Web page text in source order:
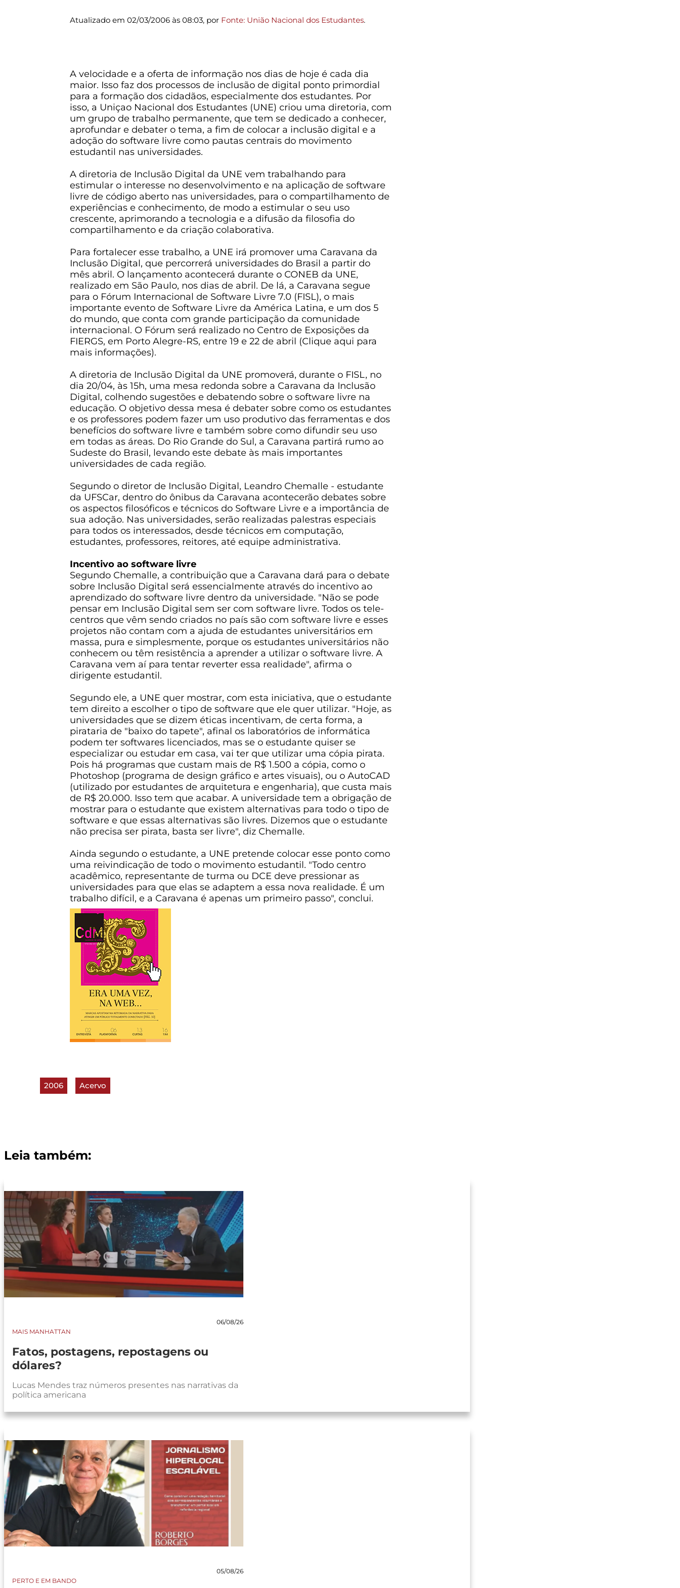
Atualizado em 02/03/2006 às 08:03, por Fonte: União Nacional dos Estudantes.
A velocidade e a oferta de informação nos dias de hoje é cada dia
maior. Isso faz dos processos de inclusão de digital ponto primordial
para a formação dos cidadãos, especialmente dos estudantes. Por
isso, a Uniçao Nacional dos Estudantes (UNE) criou uma diretoria, com
um grupo de trabalho permanente, que tem se dedicado a conhecer,
aprofundar e debater o tema, a fim de colocar a inclusão digital e a
adoção do software livre como pautas centrais do movimento
estudantil nas universidades.
A diretoria de Inclusão Digital da UNE vem trabalhando para
estimular o interesse no desenvolvimento e na aplicação de software
livre de código aberto nas universidades, para o compartilhamento de
experiências e conhecimento, de modo a estimular o seu uso
crescente, aprimorando a tecnologia e a difusão da filosofia do
compartilhamento e da criação colaborativa.
Para fortalecer esse trabalho, a UNE irá promover uma Caravana da
Inclusão Digital, que percorrerá universidades do Brasil a partir do
mês abril. O lançamento acontecerá durante o CONEB da UNE,
realizado em São Paulo, nos dias de abril. De lá, a Caravana segue
para o Fórum Internacional de Software Livre 7.0 (FISL), o mais
importante evento de Software Livre da América Latina, e um dos 5
do mundo, que conta com grande participação da comunidade
internacional. O Fórum será realizado no Centro de Exposições da
FIERGS, em Porto Alegre-RS, entre 19 e 22 de abril (Clique aqui para
mais informações).
A diretoria de Inclusão Digital da UNE promoverá, durante o FISL, no
dia 20/04, às 15h, uma mesa redonda sobre a Caravana da Inclusão
Digital, colhendo sugestões e debatendo sobre o software livre na
educação. O objetivo dessa mesa é debater sobre como os estudantes
e os professores podem fazer um uso produtivo das ferramentas e dos
benefícios do software livre e também sobre como difundir seu uso
em todas as áreas. Do Rio Grande do Sul, a Caravana partirá rumo ao
Sudeste do Brasil, levando este debate às mais importantes
universidades de cada região.
Segundo o diretor de Inclusão Digital, Leandro Chemalle - estudante
da UFSCar, dentro do ônibus da Caravana acontecerão debates sobre
os aspectos filosóficos e técnicos do Software Livre e a importância de
sua adoção. Nas universidades, serão realizadas palestras especiais
para todos os interessados, desde técnicos em computação,
estudantes, professores, reitores, até equipe administrativa.
Incentivo ao software livre
Segundo Chemalle, a contribuição que a Caravana dará para o debate
sobre Inclusão Digital será essencialmente através do incentivo ao
aprendizado do software livre dentro da universidade. "Não se pode
pensar em Inclusão Digital sem ser com software livre. Todos os tele-
centros que vêm sendo criados no país são com software livre e esses
projetos não contam com a ajuda de estudantes universitários em
massa, pura e simplesmente, porque os estudantes universitários não
conhecem ou têm resistência a aprender a utilizar o software livre. A
Caravana vem aí para tentar reverter essa realidade", afirma o
dirigente estudantil.
Segundo ele, a UNE quer mostrar, com esta iniciativa, que o estudante
tem direito a escolher o tipo de software que ele quer utilizar. "Hoje, as
universidades que se dizem éticas incentivam, de certa forma, a
pirataria de "baixo do tapete", afinal os laboratórios de informática
podem ter softwares licenciados, mas se o estudante quiser se
especializar ou estudar em casa, vai ter que utilizar uma cópia pirata.
Pois há programas que custam mais de R$ 1.500 a cópia, como o
Photoshop (programa de design gráfico e artes visuais), ou o AutoCAD
(utilizado por estudantes de arquitetura e engenharia), que custa mais
de R$ 20.000. Isso tem que acabar. A universidade tem a obrigação de
mostrar para o estudante que existem alternativas para todo o tipo de
software e que essas alternativas são livres. Dizemos que o estudante
não precisa ser pirata, basta ser livre", diz Chemalle.
Ainda segundo o estudante, a UNE pretende colocar esse ponto como
uma reivindicação de todo o movimento estudantil. "Todo centro
acadêmico, representante de turma ou DCE deve pressionar as
universidades para que elas se adaptem a essa nova realidade. É um
trabalho difícil, e a Caravana é apenas um primeiro passo", conclui.
2006 Acervo
Leia também:
MAIS MANHATTAN
06/08/26
Fatos, postagens, repostagens ou
dólares?
Lucas Mendes traz números presentes nas narrativas da
política americana
PERTO E EM BANDO
05/08/26